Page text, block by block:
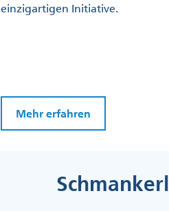
einzigartigen Initiative.
Mehr erfahren
Schmankerl